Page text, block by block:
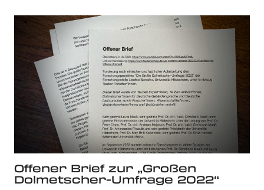
Offener Brief zur „Großen
Dolmetscher-Umfrage 2022“